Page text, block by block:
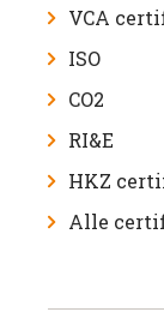
VCA
ISO
CO2
RI&E
HKZ
Alle